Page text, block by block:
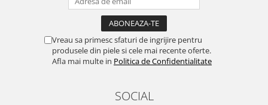
Vreau sa primesc sfaturi de ingrijire pentru
produsele din piele si cele mai recente oferte.
Afla mai multe in Politica de Confidentialitate
SOCIAL